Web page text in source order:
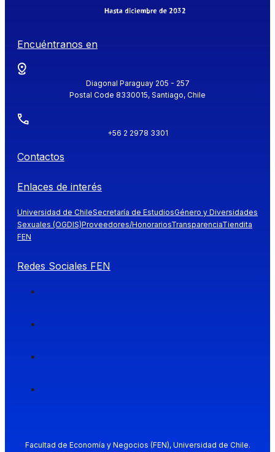
Encuéntranos en
Diagonal Paraguay 205 - 257
Postal Code 8330015, Santiago, Chile
+56 2 2978 3301
Contactos
Enlaces de interés
Universidad de ChileSecretaría de EstudiosGénero y Diversidades
Sexuales (OGDIS)Proveedores/HonorariosTransparenciaTiendita
FEN
Redes Sociales FEN
Facultad de Economía y Negocios (FEN), Universidad de Chile.